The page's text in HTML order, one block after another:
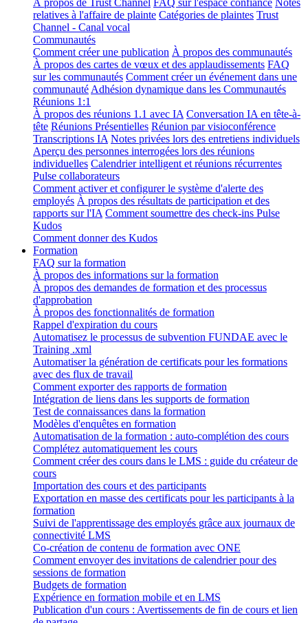
relatives à l'affaire de plainte Catégories de plaintes Trust
Channel - Canal vocal
Communautés
Comment créer une publication À propos des communautés
À propos des cartes de vœux et des applaudissements FAQ
sur les communautés Comment créer un événement dans une
communauté Adhésion dynamique dans les Communautés
Réunions 1:1
À propos des réunions 1.1 avec IA Conversation IA en tête-à-
tête Réunions Présentielles Réunion par visioconférence
Transcriptions IA Notes privées lors des entretiens individuels
Aperçu des personnes interrogées lors des réunions
individuelles Calendrier intelligent et réunions récurrentes
Pulse collaborateurs
Comment activer et configurer le système d'alerte des
employés À propos des résultats de participation et des
rapports sur l'IA Comment soumettre des check-ins Pulse
Kudos
Comment donner des Kudos
Formation
FAQ sur la formation
À propos des informations sur la formation
À propos des demandes de formation et des processus
d'approbation
À propos des fonctionnalités de formation
Rappel d'expiration du cours
Automatisez le processus de subvention FUNDAE avec le
Training .xml
Automatiser la génération de certificats pour les formations
avec des flux de travail
Comment exporter des rapports de formation
Intégration de liens dans les supports de formation
Test de connaissances dans la formation
Modèles d'enquêtes en formation
Automatisation de la formation : auto-complétion des cours
Complétez automatiquement les cours
Comment créer des cours dans le LMS : guide du créateur de
cours
Importation des cours et des participants
Exportation en masse des certificats pour les participants à la
formation
Suivi de l'apprentissage des employés grâce aux journaux de
connectivité LMS
Co-création de contenu de formation avec ONE
Comment envoyer des invitations de calendrier pour des
sessions de formation
Budgets de formation
Expérience en formation mobile et en LMS
Publication d'un cours : Avertissements de fin de cours et lien